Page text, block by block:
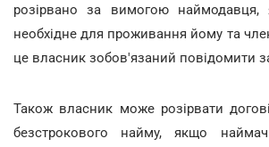
розірвано за вимогою
необхідне для проживання йому та
це власник зобов'язаний повідомити
Також власник може розірвати
безстрокового найму, якщо